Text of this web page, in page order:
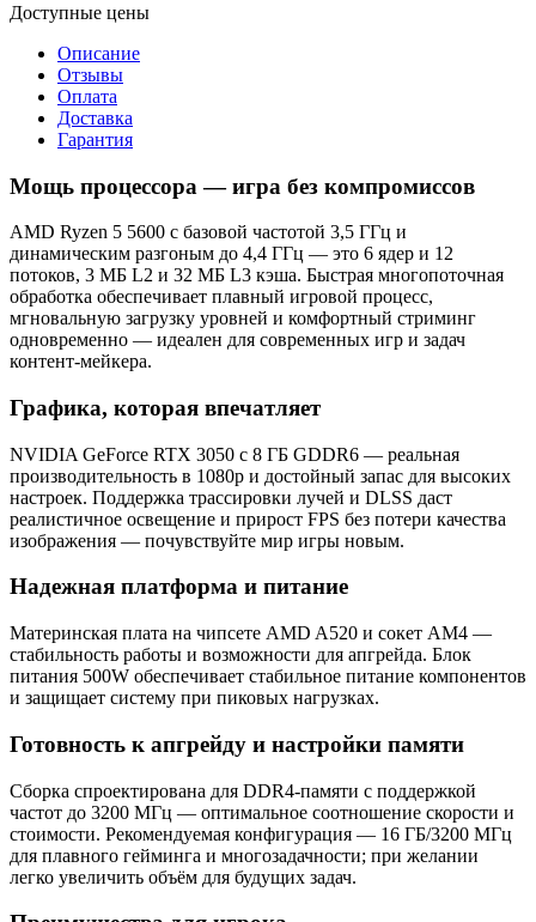
Доступные цены
Описание
Отзывы
Оплата
Доставка
Гарантия
Мощь процессора — игра без компромиссов
AMD Ryzen 5 5600 с базовой частотой 3,5 ГГц и
динамическим разгоным до 4,4 ГГц — это 6 ядер и 12
потоков, 3 МБ L2 и 32 МБ L3 кэша. Быстрая многопоточная
обработка обеспечивает плавный игровой процесс,
мгновальную загрузку уровней и комфортный стриминг
одновременно — идеален для современных игр и задач
контент-мейкера.
Графика, которая впечатляет
NVIDIA GeForce RTX 3050 с 8 ГБ GDDR6 — реальная
производительность в 1080p и достойный запас для высоких
настроек. Поддержка трассировки лучей и DLSS даст
реалистичное освещение и прирост FPS без потери качества
изображения — почувствуйте мир игры новым.
Надежная платформа и питание
Материнская плата на чипсете AMD A520 и сокет AM4 —
стабильность работы и возможности для апгрейда. Блок
питания 500W обеспечивает стабильное питание компонентов
и защищает систему при пиковых нагрузках.
Готовность к апгрейду и настройки памяти
Сборка спроектирована для DDR4-памяти с поддержкой
частот до 3200 МГц — оптимальное соотношение скорости и
стоимости. Рекомендуемая конфигурация — 16 ГБ/3200 МГц
для плавного гейминга и многозадачности; при желании
легко увеличить объём для будущих задач.